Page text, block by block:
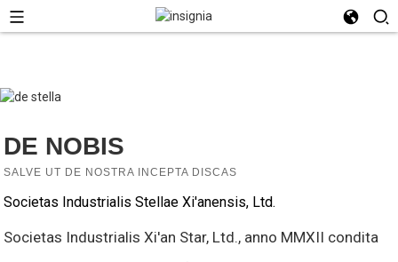
DE NOBIS
SALVE UT DE NOSTRA INCEPTA DISCAS
Societas Industrialis Stellae Xi'anensis, Ltd.
Societas Industrialis Xi'an Star, Ltd., anno MMXII condita